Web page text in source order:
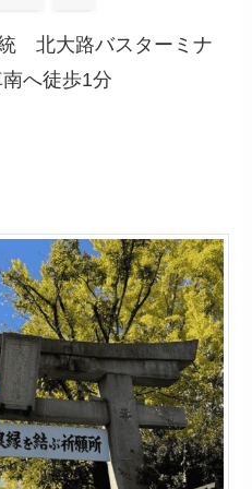
北大路バスターミナ
へ徒歩1分